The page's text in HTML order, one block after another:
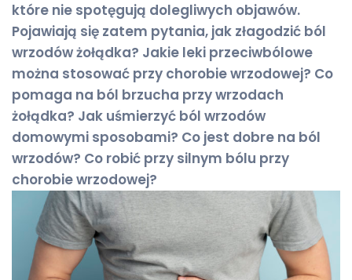
które nie spotęgują dolegliwych objawów.
Pojawiają się zatem pytania, jak złagodzić ból
wrzodów żołądka? Jakie leki przeciwbólowe
można stosować przy chorobie wrzodowej? Co
pomaga na ból brzucha przy wrzodach
żołądka? Jak uśmierzyć ból wrzodów
domowymi sposobami? Co jest dobre na ból
wrzodów? Co robić przy silnym bólu przy
chorobie wrzodowej?